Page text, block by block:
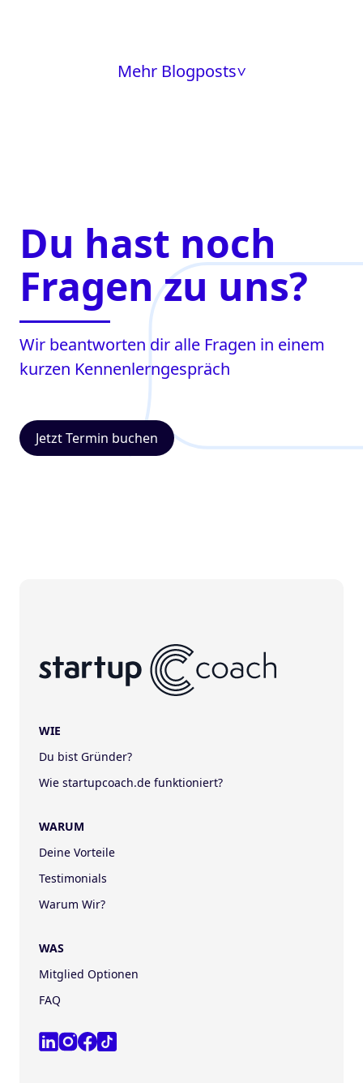
Mehr Blogposts>
Du hast noch
Fragen zu uns?
Wir beantworten dir alle Fragen in einem
kurzen Kennenlerngespräch
Jetzt Termin buchen
WIE
Du bist Gründer?
Wie startupcoach.de funktioniert?
WARUM
Deine Vorteile
Testimonials
Warum Wir?
WAS
Mitglied Optionen
FAQ